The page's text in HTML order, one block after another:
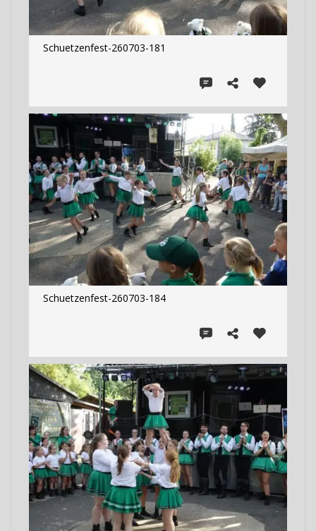
Schuetzenfest-260703-181
Schuetzenfest-260703-184